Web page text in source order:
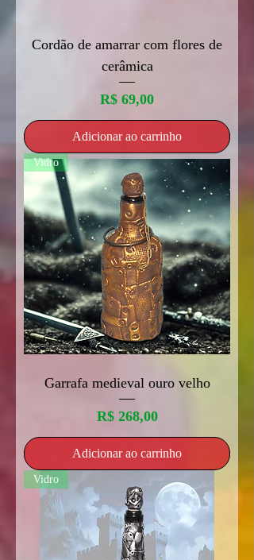
Cordão de amarrar com flores de
cerâmica
Preço
R$ 69,00
Adicionar ao carrinho
Vidro
Garrafa medieval ouro velho
Preço
R$ 268,00
Adicionar ao carrinho
Vidro